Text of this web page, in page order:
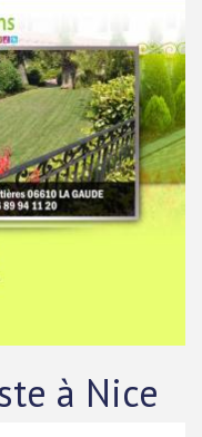
à Nice